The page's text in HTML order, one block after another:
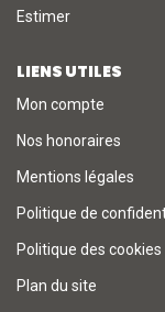
Estimer
LIENS UTILES
Mon compte
Nos honoraires
Mentions légales
Politique de
Politique des cookies
Plan du site